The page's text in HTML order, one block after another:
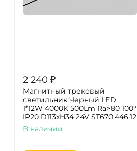
2 240 ₽
Магнитный трековый
светильник Черный LED
1*12W 4000K 500Lm Ra>80 100°
IP20 D113xH34 24V ST670.446.12
В наличии